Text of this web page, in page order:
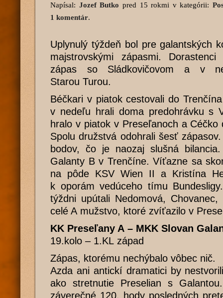
Napísal: Jozef Butko pred 15 rokmi v kategórii:
1 komentár.
Uplynulý týždeň bol pre galantských
majstrovskými zápasmi.
zápas so Sládkovičovom a v
Starou Turou.
Béčkari v piatok cestovali do
v nedeľu hrali doma predohrávku s
hralo v piatok v Preseľanoch a
Spolu družstvá odohrali šesť
bodov, čo je naozaj slušná
Galanty B v Trenčíne. Víťazne sa
na pôde KSV Wien II a Kristína
k oporám vedúceho tímu
týždni upútali Nedomová,
celé A mužstvo, ktoré zvíťazilo v
KK Preseľany A – MKK Slovan
19.kolo – 1.KL západ
Zápas, ktorému nechýbalo vôbec nič.
Azda ani antickí dramatici by
ako stretnutie Preselian s
záverečné 120. hody posledných